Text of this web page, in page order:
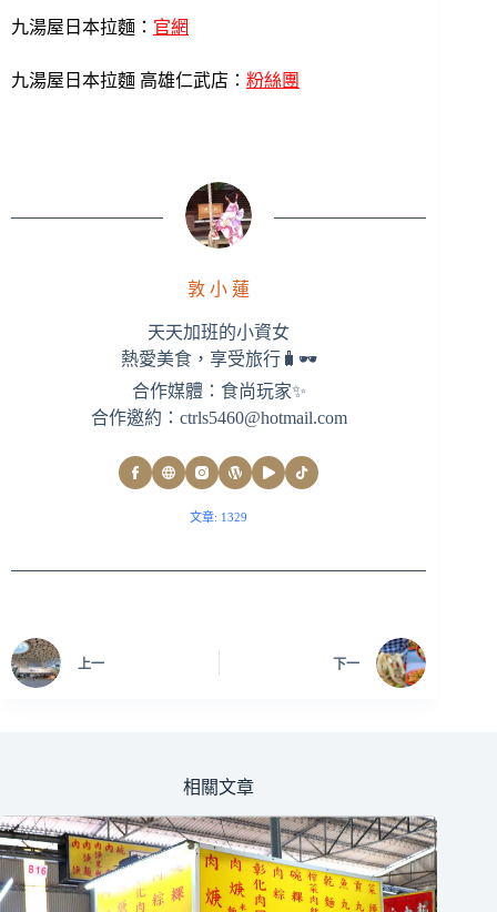
九湯屋日本拉麵： 官網
九湯屋日本拉麵 高雄仁武店： 粉絲團
敦 小 蓮
天天加班的小資女
熱愛美食，享受旅行🧳🕶
合作媒體：食尚玩家✨
合作邀約： ctrls5460@hotmail.com
文章: 1329
上一 下一
相關文章